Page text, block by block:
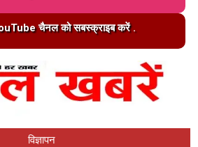
चैनल को सबस्क्राइब करें .
विज्ञापन